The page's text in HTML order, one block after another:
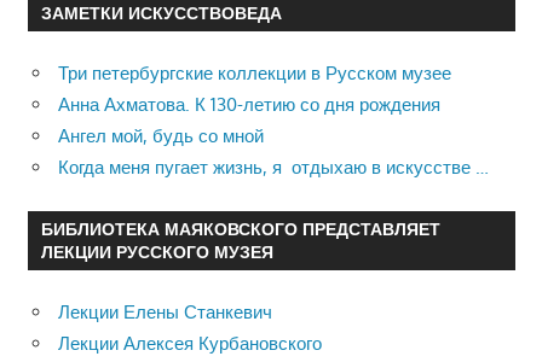
ЗАМЕТКИ ИСКУССТВОВЕДА
Три петербургские коллекции в Русском музее
Анна Ахматова. К 130-летию со дня рождения
Ангел мой, будь со мной
Когда меня пугает жизнь, я отдыхаю в искусстве …
БИБЛИОТЕКА МАЯКОВСКОГО ПРЕДСТАВЛЯЕТ
ЛЕКЦИИ РУССКОГО МУЗЕЯ
Лекции Елены Станкевич
Лекции Алексея Курбановского